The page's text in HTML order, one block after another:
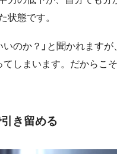
態です。
のか？」と聞かれます
しまいます。だからこ
き留める